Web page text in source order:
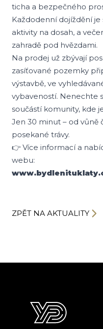
ticha a bezpečného
Každodenní dojíždění
aktivity na dosah, a
zahradě pod hvězdami.
Na prodej už zbývají
zasíťované pozemky
výstavbě, ve
vybaveností. Nenechte
součástí komunity, kde
Jen 30 minut – od vůně
posekané trávy.
👉 Více informací a
webu:
ZPĚT NA AKTUALITY